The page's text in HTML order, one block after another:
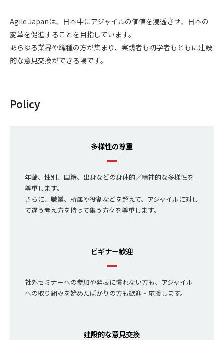
Agile Japanは、日本中にアジャイルの価値を浸透させ、日本の
変革を促進することを目指しています。
あらゆる業界や職種の方が集まり、実践者も初学者もともに建設
的な意見交換ができる場です。
Policy
多様性の尊重
年齢、性別、国籍、出身などの身体的／精神的な多様性を
尊重します。
さらに、職業、所属や役割などを超えて、アジャイルに対し
て違う考え方を持って集う方々を尊重します。
ビギナー歓迎
社外セミナーへの参加や発表に慣れない方も、アジャイル
への取り組みを始めたばかりの方も歓迎・応援します。
建設的な意見交換